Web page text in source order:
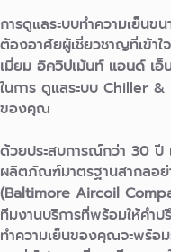
การดูแลระบบทำความเย็น
ต้องอาศัยผู้เชี่ยวชาญที่เข้าใ
เมี่ยม อิควิปเม้นท์ แอนด์ เอ็
ในการ ดูแลระบบ Chiller
ของคุณ
ด้วยประสบการณ์กว่า 30 ปี
ผลิตภัณฑ์มาตรฐานสากลอย่
(Baltimore Aircoil
ทีมงานบริการที่พร้อมให้คำป
ทำความเย็นของคุณจะพร้